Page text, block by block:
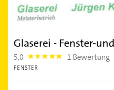
Glaserei - Fenster-
5,0 5.0 1 Bewertung
FENSTER